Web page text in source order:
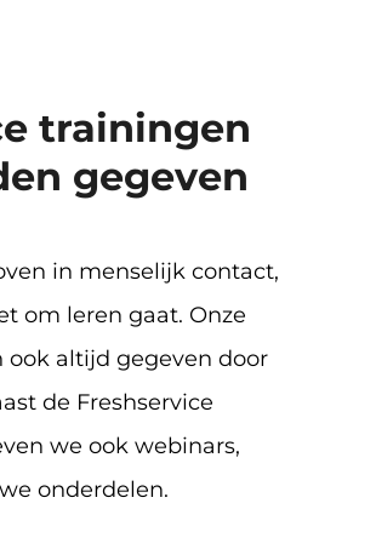
trainingen
gegeven
in menselijk contact,
om leren gaat. Onze
ook altijd gegeven door
de Freshservice
we ook webinars,
onderdelen.